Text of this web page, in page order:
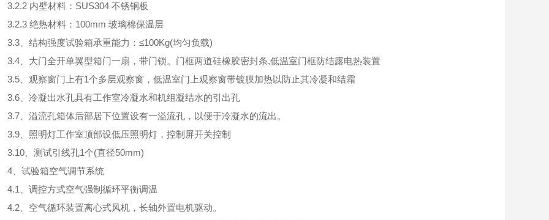
内壁材料：SUS304 不锈钢板
绝热材料：100mm 玻璃棉保温层
、结构强度试验箱承重能力：≤100Kg(均匀负载)
、大门全开单翼型箱门一扇，带门锁。门框两道硅橡胶密封条,低温室门框防结露电热装置
、观察窗门上有1个多层观察窗，低温室门上观察窗带镀膜加热以防止其冷凝和结霜
、冷凝出水孔具有工作室冷凝水和机组凝结水的引出孔
、溢流孔箱体后部居下位置设有一溢流孔，以便于冷凝水的流出。
、照明灯工作室顶部设低压照明灯，控制屏开关控制
、测试引线孔1个(直径50mm)
试验箱空气调节系统
、调控方式空气强制循环平衡调温
、空气循环装置离心式风机，长轴外置电机驱动。